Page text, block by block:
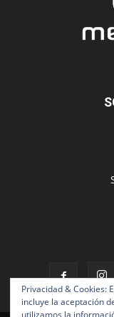
Privacidad & Cookies:
incluye la aceptación
utilizamos la